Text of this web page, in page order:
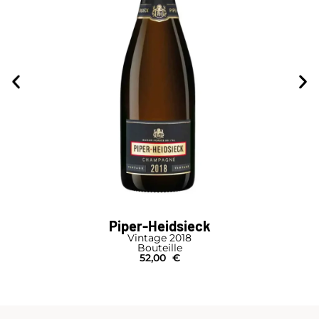
Piper-Heidsieck